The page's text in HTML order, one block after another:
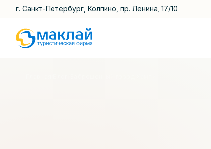
г. Санкт-Петербург, Колпино, пр. Ленина, 17/10